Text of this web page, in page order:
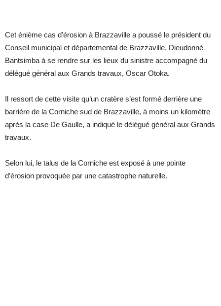
Cet énième cas d’érosion à Brazzaville a poussé le président du
Conseil municipal et départemental de Brazzaville, Dieudonné
Bantsimba à se rendre sur les lieux du sinistre accompagné du
délégué général aux Grands travaux, Oscar Otoka.
Il ressort de cette visite qu’un cratère s’est formé derrière une
barrière de la Corniche sud de Brazzaville, à moins un kilomètre
après la case De Gaulle, a indiqué le délégué général aux Grands
travaux.
Selon lui, le talus de la Corniche est exposé à une pointe
d’érosion provoquée par une catastrophe naturelle.